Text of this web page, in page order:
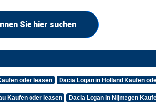
Sie hier suchen
oder leasen Dacia Logan in Holland Kaufen
Kaufen oder leasen Dacia Logan in Nijmegen